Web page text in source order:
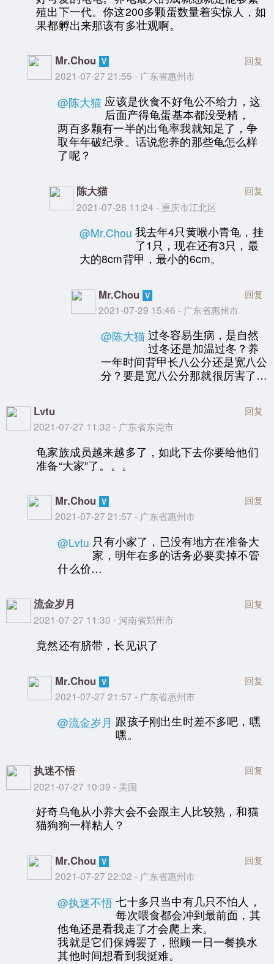
殖出下一代。你这200多颗蛋数量着实惊人，如
果都孵出来那该有多壮观啊。
Mr.Chou
2021-07-27 21:55 - 广东省惠州市
回复
@陈大猫 应该是伙食不好龟公不给力，这
后面产得龟蛋基本都没受精，
两百多颗有一半的出龟率我就知足了，争
取年年破纪录。话说您养的那些龟怎么样
了呢？
陈大猫
2021-07-28 11:24 - 重庆市江北区
回复
@Mr.Chou 我去年4只黄喉小青龟，挂
了1只，现在还有3只，最
大的8cm背甲，最小的6cm。
Mr.Chou
2021-07-29 15:46 - 广东省惠州市
回复
@陈大猫 过冬容易生病，是自然
过冬还是加温过冬？养
一年时间背甲长八公分还是宽八公
分？要是宽八公分那就很厉害了…
Lvtu
2021-07-27 11:32 - 广东省东莞市
回复
龟家族成员越来越多了，如此下去你要给他们
准备“大家”了。。。
Mr.Chou
2021-07-27 21:57 - 广东省惠州市
回复
@Lvtu 只有小家了，已没有地方在准备大
家，明年在多的话务必要卖掉不管
什么价…
流金岁月
2021-07-27 11:30 - 河南省郑州市
回复
竟然还有脐带，长见识了
Mr.Chou
2021-07-27 21:57 - 广东省惠州市
回复
@流金岁月 跟孩子刚出生时差不多吧，嘿
嘿。
执迷不悟
2021-07-27 10:39 - 美国
回复
好奇乌龟从小养大会不会跟主人比较熟，和猫
猫狗狗一样粘人？
Mr.Chou
2021-07-27 22:02 - 广东省惠州市
回复
@执迷不悟 七十多只当中有几只不怕人，
每次喂食都会冲到最前面，其
他龟还是看我走了才会爬上来。
我就是它们保姆罢了，照顾一日一餐换水
其他时间想看到我挺难。